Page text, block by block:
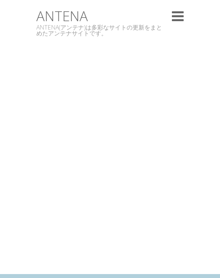
ANTENA
ANTENA(アンテナ)は多彩なサイトの更新をまと
めたアンテナサイトです。